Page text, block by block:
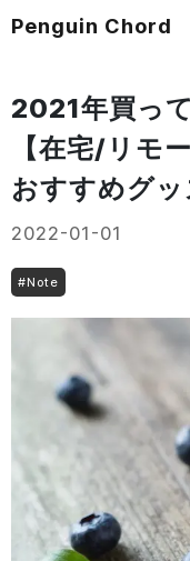
Penguin Chord
2021年買っ
【在宅/リモ
おすすめグッ
2022-01-01
#Note